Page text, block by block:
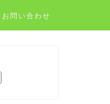
お問い合わせ